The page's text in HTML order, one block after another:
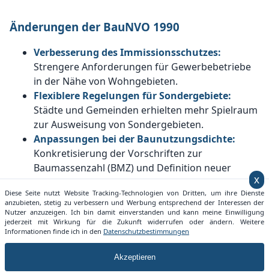
Änderungen der BauNVO 1990
Verbesserung des Immissionsschutzes:
Strengere Anforderungen für Gewerbebetriebe
in der Nähe von Wohngebieten.
Flexiblere Regelungen für Sondergebiete:
Städte und Gemeinden erhielten mehr Spielraum
zur Ausweisung von Sondergebieten.
Anpassungen bei der Baunutzungsdichte:
Konkretisierung der Vorschriften zur
Baumassenzahl (BMZ) und Definition neuer
Grenzwerte.
Förderung von gemischten Nutzungen:
Weitere Erleichterungen für die Kombination von
Wohnen und Gewerbe in bestimmten
Baugebieten.
Neuregelung für Stellplätze und Garagen:
Anpassungen, um eine bedarfsgerechte
x
Diese Seite nutzt Website Tracking-Technologien von Dritten, um ihre Dienste
anzubieten, stetig zu verbessern und Werbung entsprechend der Interessen der
Nutzer anzuzeigen. Ich bin damit einverstanden und kann meine Einwilligung
jederzeit mit Wirkung für die Zukunft widerrufen oder ändern. Weitere
Informationen finde ich in den Datenschutzbestimmungen
Akzeptieren